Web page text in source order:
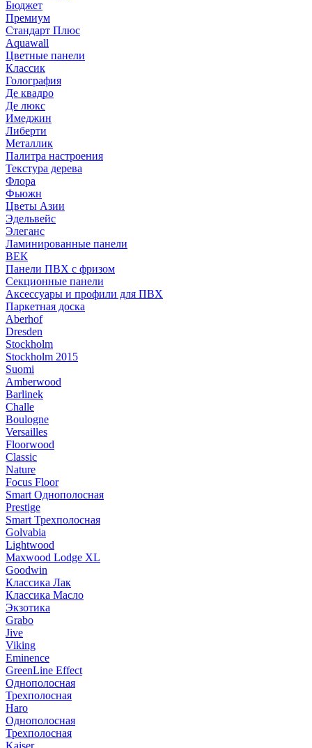
Бюджет
Премиум
Стандарт Плюс
Aquawall
Цветные панели
Классик
Голография
Де квадро
Де люкс
Имеджин
Либерти
Металлик
Палитра настроения
Текстура дерева
Флора
Фьюжн
Цветы Азии
Эдельвейс
Элеганс
Ламинированные панели
ВЕК
Панели ПВХ с фризом
Секционные панели
Аксессуары и профили для ПВХ
Паркетная доска
Aberhof
Dresden
Stockholm
Stockholm 2015
Suomi
Amberwood
Barlinek
Challe
Boulogne
Versailles
Floorwood
Classic
Nature
Focus Floor
Smart Однополосная
Prestige
Smart Трехполосная
Golvabia
Lightwood
Maxwood Lodge XL
Goodwin
Классика Лак
Классика Масло
Экзотика
Grabo
Jive
Viking
Eminence
GreenLine Effect
Однополосная
Трехполосная
Haro
Однополосная
Трехполосная
Kaiser